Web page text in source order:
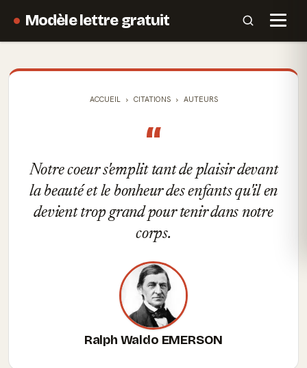
Modèle lettre gratuit
ACCUEIL CITATIONS AUTEURS
“
Notre coeur s'emplit tant de plaisir devant
la beauté et le bonheur des enfants qu'il en
devient trop grand pour tenir dans notre
corps.
Ralph Waldo EMERSON